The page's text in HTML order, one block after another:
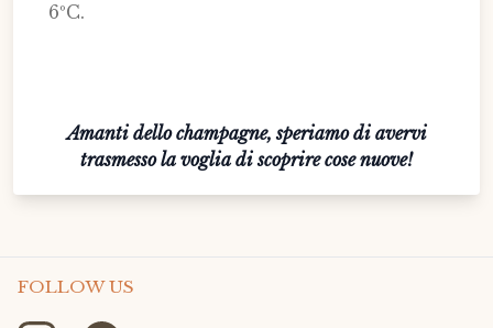
6ºC.
Amanti dello champagne, speriamo di avervi
trasmesso la voglia di scoprire cose nuove!
FOLLOW US